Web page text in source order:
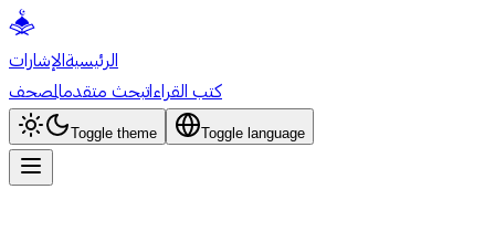
الرئيسيةالإشارات
كتب القراءاتبحث متقدمالمصحف
Toggle theme Toggle language